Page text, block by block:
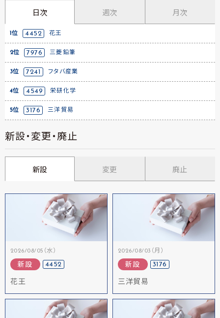
日次 週次 月次
1位 4452 花王
2位 7976 三菱鉛筆
3位 7241 フタバ産業
4位 4549 栄研化学
5位 3176 三洋貿易
新設・変更・廃止
新設 変更 廃止
2026/08/05（水）
新設 4452
花王
2026/08/03（月）
新設 3176
三洋貿易